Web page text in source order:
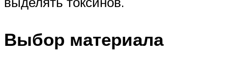
Выбор материала